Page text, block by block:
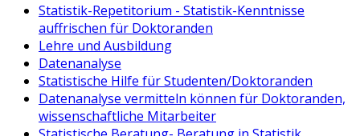
Statistik-Repetitorium - Statistik-Kenntnisse
auffrischen für Doktoranden
Lehre und Ausbildung
Datenanalyse
Statistische Hilfe für Studenten/Doktoranden
Datenanalyse vermitteln können für Doktoranden,
wissenschaftliche Mitarbeiter